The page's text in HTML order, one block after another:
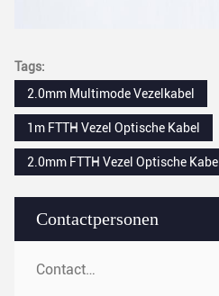
Contactpersonen
Contactpersonen:
Tags:
2.0mm Multimode Vezelkabel
1m FTTH Vezel Optische Kabel
2.0mm FTTH Vezel Optische Kabel